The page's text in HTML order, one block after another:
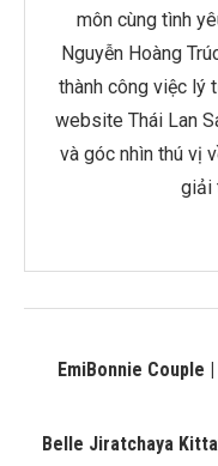
môn cùng tình
Nguyễn Hoàng
thành công việc lý
website Thái Lan
và góc nhìn thú vị
giải
EmiBonnie Couple
Belle Jiratchaya